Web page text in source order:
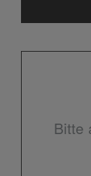
Bitte